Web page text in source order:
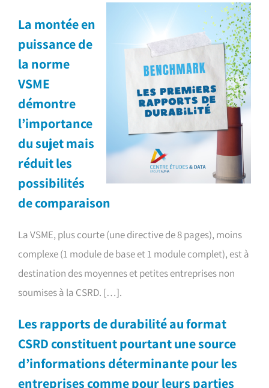
La montée en
puissance de
la norme
VSME
démontre
l’importance
du sujet mais
réduit les
possibilités
de comparaison
La VSME, plus courte (une directive de 8 pages), moins
complexe (1 module de base et 1 module complet), est à
destination des moyennes et petites entreprises non
soumises à la CSRD. […].
Les rapports de durabilité au format
CSRD constituent pourtant une source
d’informations déterminante pour les
entreprises comme pour leurs parties